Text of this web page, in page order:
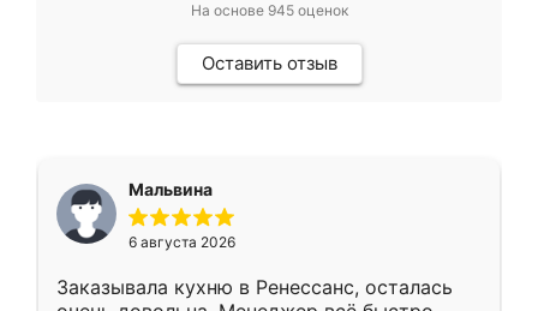
На основе 945оценок
Оставить отзыв
Мальвина
6 августа 2026
Заказывала кухню в Ренессанс, осталась